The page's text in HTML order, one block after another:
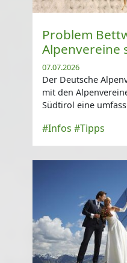
Problem
Alpenvereine
07.07.2026
Der Deutsche
mit den
Südtirol eine
Bettwanzen ...
#Infos #Tipps